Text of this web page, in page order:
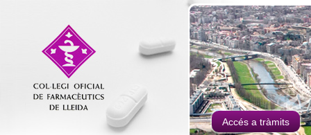
Accés a tràmits